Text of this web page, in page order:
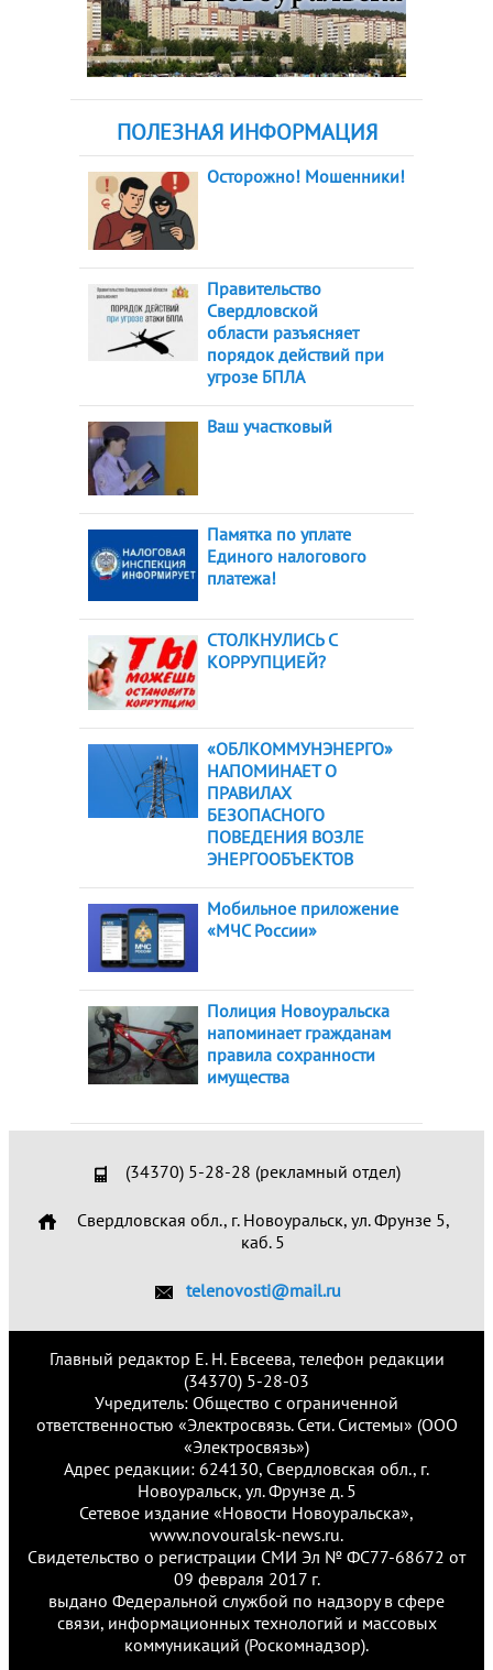
ПОЛЕЗНАЯ ИНФОРМАЦИЯ
Осторожно! Мошенники!
Правительство
Свердловской
области разъясняет
порядок действий при
угрозе БПЛА
Ваш участковый
Памятка по уплате
Единого налогового
платежа!
СТОЛКНУЛИСЬ С
КОРРУПЦИЕЙ?
«ОБЛКОММУНЭНЕРГО»
НАПОМИНАЕТ О
ПРАВИЛАХ
БЕЗОПАСНОГО
ПОВЕДЕНИЯ ВОЗЛЕ
ЭНЕРГООБЪЕКТОВ
Мобильное приложение
«МЧС России»
Полиция Новоуральска
напоминает гражданам
правила сохранности
имущества
(34370) 5-28-28 (рекламный отдел)
Свердловская обл., г. Новоуральск, ул. Фрунзе 5,
каб. 5
telenovosti@mail.ru
Главный редактор Е. Н. Евсеева, телефон редакции
(34370) 5-28-03
Учредитель: Общество с ограниченной
ответственностью «Электросвязь. Сети. Системы» (ООО
«Электросвязь»)
Адрес редакции: 624130, Свердловская обл., г.
Новоуральск, ул. Фрунзе д. 5
Сетевое издание «Новости Новоуральска»,
www.novouralsk-news.ru.
Свидетельство о регистрации СМИ Эл № ФС77-68672 от
09 февраля 2017 г.
выдано Федеральной службой по надзору в сфере
связи, информационных технологий и массовых
коммуникаций (Роскомнадзор).